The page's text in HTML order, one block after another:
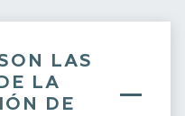
LAS
LA
DE